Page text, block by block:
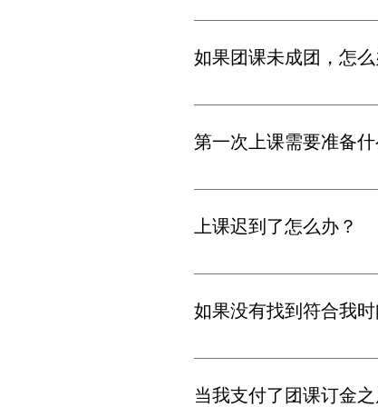
报名团课的学员，一旦成团
如果团课未成团，怎么
1.可选择顺延到下一期团课
第一次上课需要准备什
可以参照大白网站的blog：
上课迟到了怎么办？
课程按照预约的时间开始和
如果没有找到符合我
建议找水平相近的朋友，按
当我支付了团课订金